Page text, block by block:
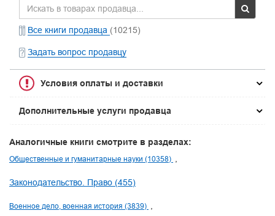
Все книги продавца (10215)
Задать вопрос продавцу
Условия оплаты и доставки
Дополнительные услуги продавца
Аналогичные книги смотрите в разделах:
Общественные и гуманитарные науки (10358)
Законодательство. Право (455)
Военное дело, военная история (3839)